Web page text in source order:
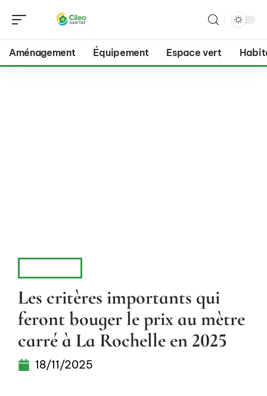
Aménagement Équipement Espace vert
Les critères importants qui
feront bouger le prix au mètre
carré à La Rochelle en 2025
18/11/2025